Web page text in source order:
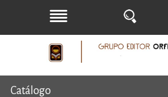
Catálogo